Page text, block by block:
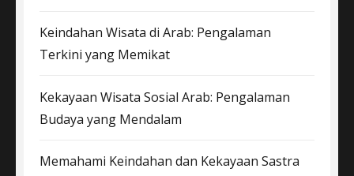
Keindahan Wisata di Arab: Pengalaman
Terkini yang Memikat
Kekayaan Wisata Sosial Arab: Pengalaman
Budaya yang Mendalam
Memahami Keindahan dan Kekayaan Sastra